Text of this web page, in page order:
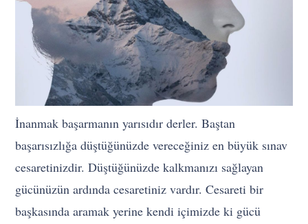
İnanmak başarmanın yarısıdır derler. Baştan
başarısızlığa düştüğünüzde vereceğiniz en büyük sınav
cesaretinizdir. Düştüğünüzde kalkmanızı sağlayan
gücünüzün ardında cesaretiniz vardır. Cesareti bir
başkasında aramak yerine kendi içimizde ki gücü